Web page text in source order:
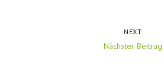
NEXT
Nächster Beitrag